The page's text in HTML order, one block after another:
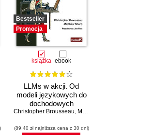
Bestseller
Promocja
książka ebook
LLMs w akcji. Od
modeli językowych do
dochodowych
produktów
Christopher Brousseau, Matt Sharp
(89,40 zł najniższa cena z 30 dni)